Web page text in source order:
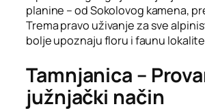
planine – od Sokolovog kamena,
Trema pravo uživanje za sve
bolje upoznaju floru i faunu
Tamnjanica –
južnjački način